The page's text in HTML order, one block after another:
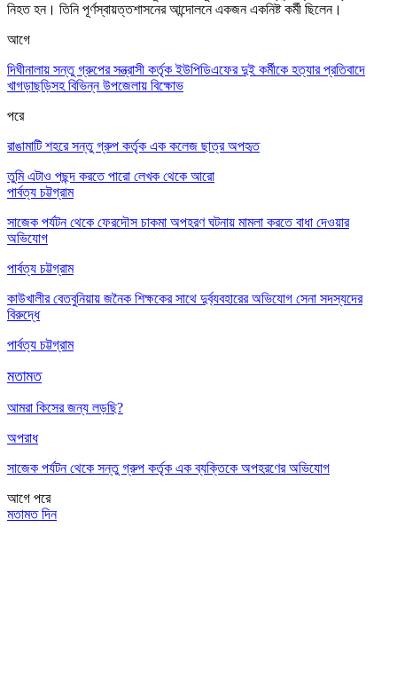
নিহত হন। তিনি পূর্ণস্বায়ত্তশাসনের আন্দোলনে একজন একনিষ্ট কর্মী ছিলেন।
আগে
দিঘীনালায় সন্তু গ্রুপের সন্ত্রাসী কর্তৃক ইউপিডিএফের দুই কর্মীকে হত্যার প্রতিবাদে
খাগড়াছড়িসহ বিভিন্ন উপজেলায় বিক্ষোভ
পরে
রাঙামাটি শহরে সন্তু গ্রুপ কর্তৃক এক কলেজ ছাত্র অপহৃত
তুমি এটাও পছন্দ করতে পারো লেখক থেকে আরো
পার্বত্য চট্টগ্রাম
সাজেক পর্যটন থেকে ফেরদৌস চাকমা অপহরণ ঘটনায় মামলা করতে বাধা দেওয়ার
অভিযোগ
পার্বত্য চট্টগ্রাম
কাউখালীর বেতবুনিয়ায় জনৈক শিক্ষকের সাথে দুর্ব্যবহারের অভিযোগ সেনা সদস্যদের
বিরুদ্ধে
পার্বত্য চট্টগ্রাম
মতামত
আমরা কিসের জন্য লড়ছি?
অপরাধ
সাজেক পর্যটন থেকে সন্তু গ্রুপ কর্তৃক এক ব্যক্তিকে অপহরণের অভিযোগ
আগে পরে
মতামত দিন